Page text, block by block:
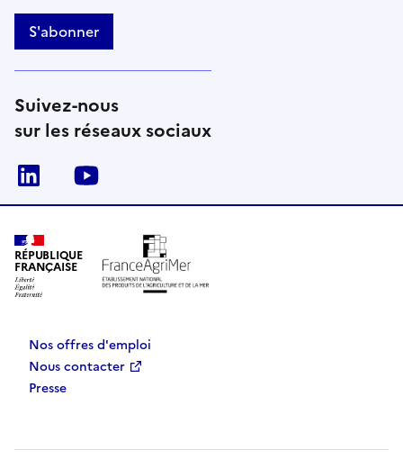
S'abonner
Suivez-nous
sur les réseaux sociaux
Linkedin
RÉPUBLIQUE
FRANÇAISE
Nos offres d'emploi
Nous contacter
Presse